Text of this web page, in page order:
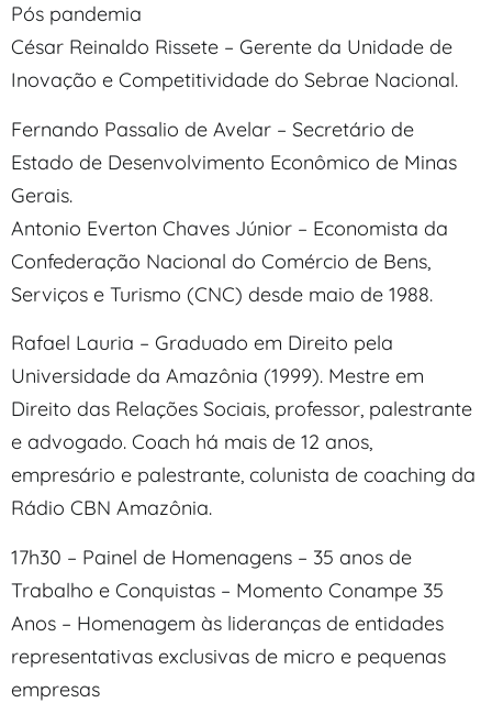
Pós pandemia
César Reinaldo Rissete – Gerente da Unidade de
Inovação e Competitividade do Sebrae Nacional.
Fernando Passalio de Avelar – Secretário de
Estado de Desenvolvimento Econômico de Minas
Gerais.
Antonio Everton Chaves Júnior – Economista da
Confederação Nacional do Comércio de Bens,
Serviços e Turismo (CNC) desde maio de 1988.
Rafael Lauria – Graduado em Direito pela
Universidade da Amazônia (1999). Mestre em
Direito das Relações Sociais, professor, palestrante
e advogado. Coach há mais de 12 anos,
empresário e palestrante, colunista de coaching da
Rádio CBN Amazônia.
17h30 – Painel de Homenagens – 35 anos de
Trabalho e Conquistas – Momento Conampe 35
Anos – Homenagem às lideranças de entidades
representativas exclusivas de micro e pequenas
empresas